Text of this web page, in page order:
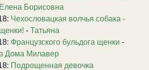
Елена Борисовна
Чехословацкая волчья собака -
- Татьяна
Французского бульдога щенки -
Дома Милавер
Подрощенная девочка